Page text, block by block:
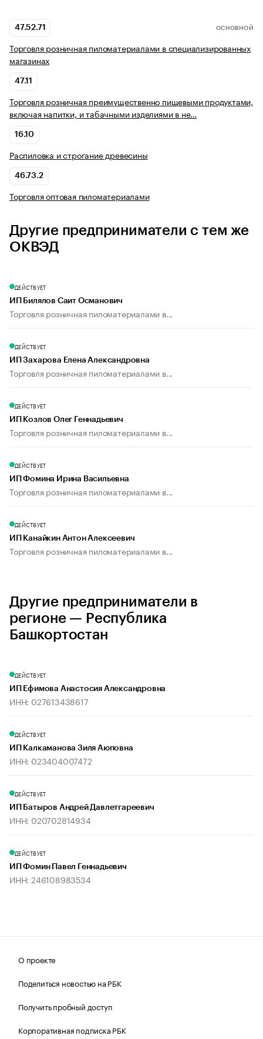
47.52.71 ОСНОВНОЙ
Торговля розничная пиломатериалами в специализированных
магазинах
47.11
Торговля розничная преимущественно пищевыми продуктами,
включая напитки, и табачными изделиями в не…
16.10
Распиловка и строгание древесины
46.73.2
Торговля оптовая пиломатериалами
Другие предприниматели с тем же
ОКВЭД
ДЕЙСТВУЕТ
ИП Билялов Саит Османович
Торговля розничная пиломатериалами в...
ДЕЙСТВУЕТ
ИП Захарова Елена Александровна
Торговля розничная пиломатериалами в...
ДЕЙСТВУЕТ
ИП Козлов Олег Геннадьевич
Торговля розничная пиломатериалами в...
ДЕЙСТВУЕТ
ИП Фомина Ирина Васильевна
Торговля розничная пиломатериалами в...
ДЕЙСТВУЕТ
ИП Канайкин Антон Алексеевич
Торговля розничная пиломатериалами в...
Другие предприниматели в
регионе — Республика
Башкортостан
ДЕЙСТВУЕТ
ИП Ефимова Анастосия Александровна
ИНН: 027613438617
ДЕЙСТВУЕТ
ИП Калкаманова Зиля Аюповна
ИНН: 023404007472
ДЕЙСТВУЕТ
ИП Батыров Андрей Давлетгареевич
ИНН: 020702814934
ДЕЙСТВУЕТ
ИП Фомин Павел Геннадьевич
ИНН: 246108983534
О проекте
Поделиться новостью на РБК
Получить пробный доступ
Корпоративная подписка РБК